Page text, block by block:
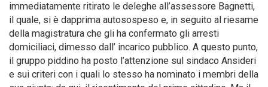
immediatamente ritirato le deleghe all’assessore Bagnetti,
il quale, si è dapprima autosospeso e, in seguito al riesame
della magistratura che gli ha confermato gli arresti
domiciliaci, dimesso dall’ incarico pubblico. A questo punto,
il gruppo piddino ha posto l’attenzione sul sindaco Ansideri
e sui criteri con i quali lo stesso ha nominato i membri della